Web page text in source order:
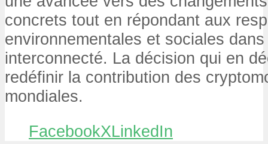
concrets tout en répondant aux
environnementales et sociales
interconnecté. La décision qui en
redéfinir la contribution des
mondiales.
FacebookXLinkedIn